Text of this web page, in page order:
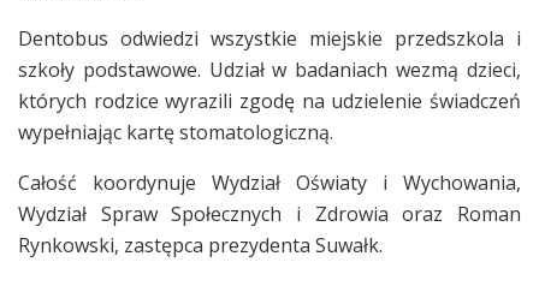
Dentobus odwiedzi wszystkie miejskie przedszkola i
szkoły podstawowe. Udział w badaniach wezmą dzieci,
których rodzice wyrazili zgodę na udzielenie świadczeń
wypełniając kartę stomatologiczną.
Całość koordynuje Wydział Oświaty i Wychowania,
Wydział Spraw Społecznych i Zdrowia oraz Roman
Rynkowski, zastępca prezydenta Suwałk.